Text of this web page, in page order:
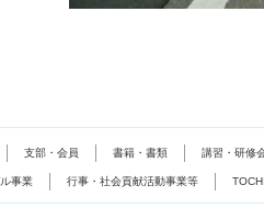
支部・会員 書籍・書類 講習・研修
事業 行事・社会貢献活動事業等